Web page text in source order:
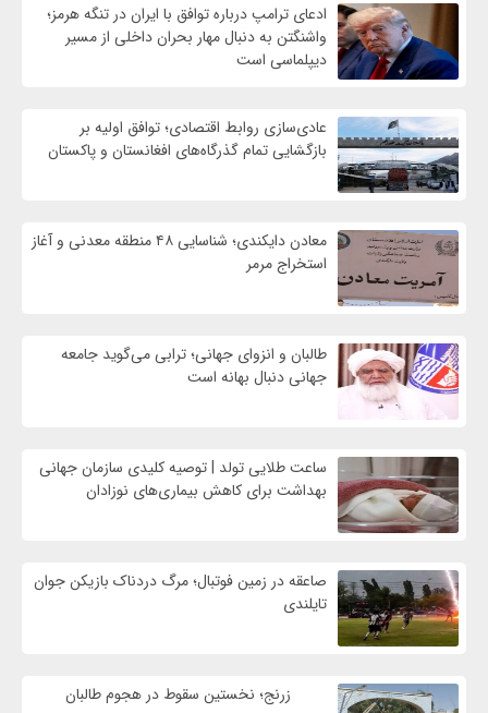
ادعای ترامپ درباره توافق با ایران در تنگه هرمز؛
واشنگتن به دنبال مهار بحران داخلی از مسیر
دیپلماسی است
عادی‌سازی روابط اقتصادی؛ توافق اولیه بر
بازگشایی تمام گذرگاه‌های افغانستان و پاکستان
معادن دایکندی؛ شناسایی ۴۸ منطقه معدنی و آغاز
استخراج مرمر
طالبان و انزوای جهانی؛ ترابی می‌گوید جامعه
جهانی دنبال بهانه است
ساعت طلایی تولد | توصیه کلیدی سازمان جهانی
بهداشت برای کاهش بیماری‌های نوزادان
صاعقه در زمین فوتبال؛ مرگ دردناک بازیکن جوان
تایلندی
زرنج؛ نخستین سقوط در هجوم طالبان